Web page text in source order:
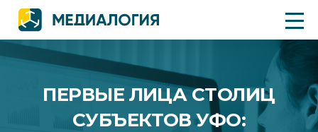
ПЕРВЫЕ ЛИЦА СТОЛИЦ
СУБЪЕКТОВ УФО: